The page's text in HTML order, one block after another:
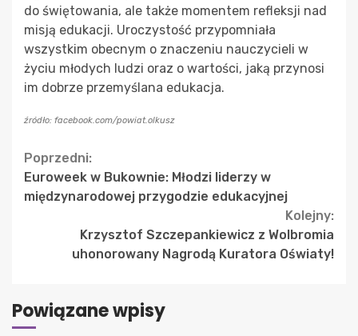
do świętowania, ale także momentem refleksji nad
misją edukacji. Uroczystość przypomniała
wszystkim obecnym o znaczeniu nauczycieli w
życiu młodych ludzi oraz o wartości, jaką przynosi
im dobrze przemyślana edukacja.
źródło: facebook.com/powiat.olkusz
Continue
Reading
Poprzedni:
Euroweek w Bukownie: Młodzi liderzy w
międzynarodowej przygodzie edukacyjnej
Kolejny:
Krzysztof Szczepankiewicz z Wolbromia
uhonorowany Nagrodą Kuratora Oświaty!
Powiązane wpisy